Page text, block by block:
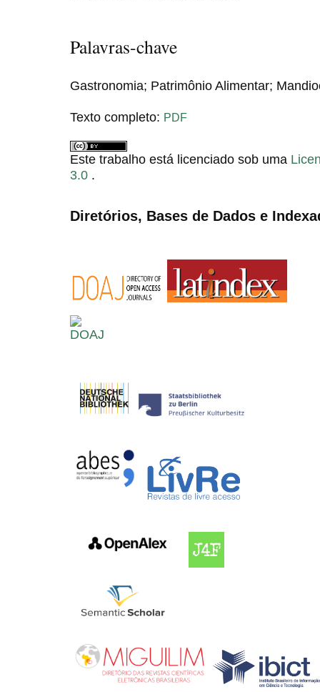
Palavras-chave
Gastronomia; Patrimônio Alimentar;
Texto completo: PDF
Este trabalho está licenciado sob uma
3.0 .
Diretórios, Bases de Dados e